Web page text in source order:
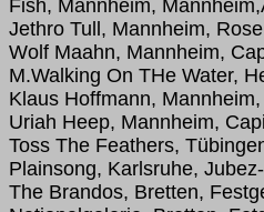
Fish, Mannheim,
Jethro Tull, Mannheim,
Wolf Maahn, Mannheim,
M.Walking On THe Water,
Klaus Hoffmann,
Uriah Heep, Mannheim,
Toss The Feathers,
Plainsong, Karlsruhe,
The Brandos, Bretten,